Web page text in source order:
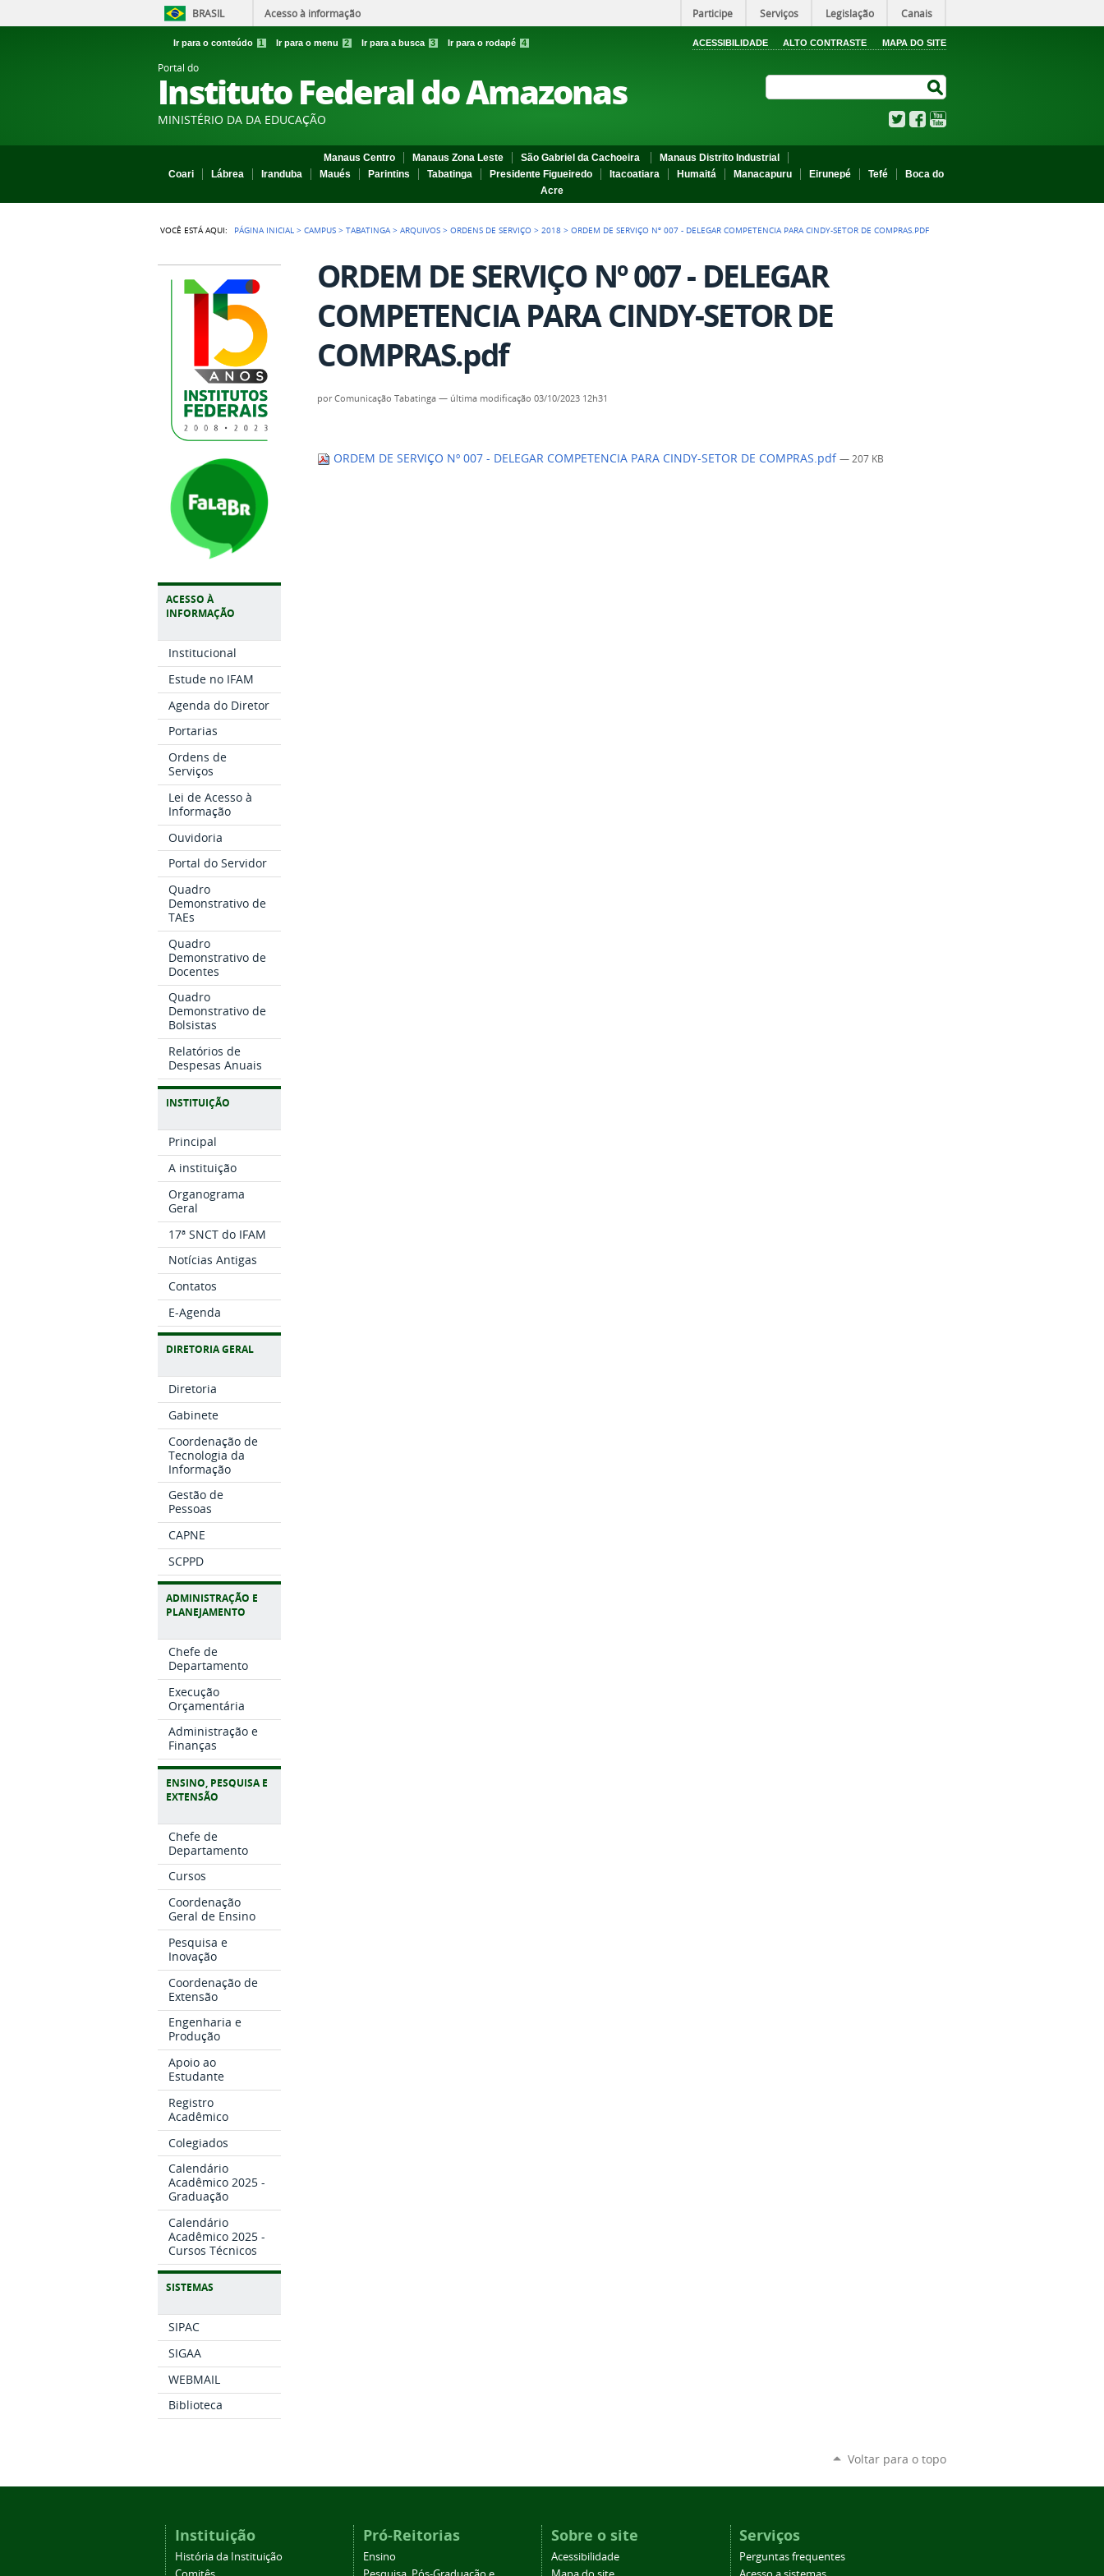
BRASIL Acesso à informação Participe Serviços Legislação Canais
Ir para o conteúdo 1 Ir para o menu 2 Ir para a busca 3 Ir para o rodapé 4 ACESSIBILIDADE ALTO CONTRASTE MAPA DO SITE
Portal do
Instituto Federal do Amazonas
MINISTÉRIO DA DA EDUCAÇÃO TwitterFacebook
Manaus Centro Manaus Zona Leste São Gabriel da Cachoeira
Manaus Distrito Industrial
Coari
Lábrea Iranduba Maués Parintins Tabatinga Presidente Figueiredo Itacoatiara Humaitá Manacapuru Eirunepé Tefé
Boca do
Acre
VOCÊ ESTÁ AQUI: PÁGINA INICIAL >CAMPUS >TABATINGA >ARQUIVOS >ORDENS DE SERVIÇO >2018 >ORDEM DE SERVIÇO Nº 007 - DELEGAR COMPETENCIA PARA CINDY-SETOR DE COMPRAS.PDF
ACESSO À
INFORMAÇÃO
Institucional
Estude no IFAM
Agenda do Diretor
Portarias
Ordens de
Serviços
Lei de Acesso à
Informação
Ouvidoria
Portal do Servidor
Quadro
Demonstrativo de
TAEs
Quadro
Demonstrativo de
Docentes
Quadro
Demonstrativo de
Bolsistas
Relatórios de
Despesas Anuais
INSTITUIÇÃO
Principal
A instituição
Organograma
Geral
17ª SNCT do IFAM
Notícias Antigas
Contatos
E-Agenda
DIRETORIA GERAL
Diretoria
Gabinete
Coordenação de
Tecnologia da
Informação
Gestão de
Pessoas
CAPNE
SCPPD
ADMINISTRAÇÃO E
PLANEJAMENTO
Chefe de
Departamento
Execução
Orçamentária
Administração e
Finanças
ENSINO, PESQUISA E
EXTENSÃO
Chefe de
Departamento
Cursos
Coordenação
Geral de Ensino
Pesquisa e
Inovação
Coordenação de
Extensão
Engenharia e
Produção
Apoio ao
Estudante
Registro
Acadêmico
Colegiados
Calendário
Acadêmico 2025 -
Graduação
Calendário
Acadêmico 2025 -
Cursos Técnicos
SISTEMAS
SIPAC
SIGAA
WEBMAIL
Biblioteca
ORDEM DE SERVIÇO Nº 007 - DELEGAR
COMPETENCIA PARA CINDY-SETOR DE
COMPRAS.pdf
porComunicação Tabatinga — última modificação 03/10/2023 12h31
ORDEM DE SERVIÇO Nº 007 - DELEGAR COMPETENCIA PARA CINDY-SETOR DE COMPRAS.pdf— 207 KB
Voltar para o topo
Instituição
História da Instituição
Pró-Reitorias
Ensino
Sobre o site
Acessibilidade
Serviços
Perguntas frequentes